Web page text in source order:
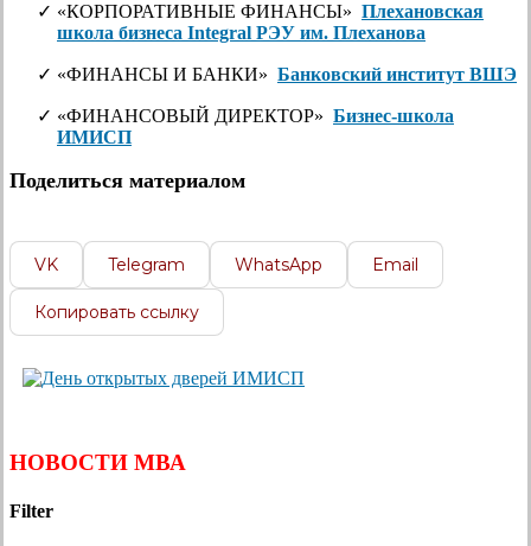
«КОРПОРАТИВНЫЕ ФИНАНСЫ» Плехановская
школа бизнеса Integral РЭУ им. Плеханова
«ФИНАНСЫ И БАНКИ» Банковский институт ВШЭ
«ФИНАНСОВЫЙ ДИРЕКТОР» Бизнес-школа
ИМИСП
Поделиться материалом
VK Telegram WhatsApp Email
Копировать ссылку
НОВОСТИ МВА
Filter